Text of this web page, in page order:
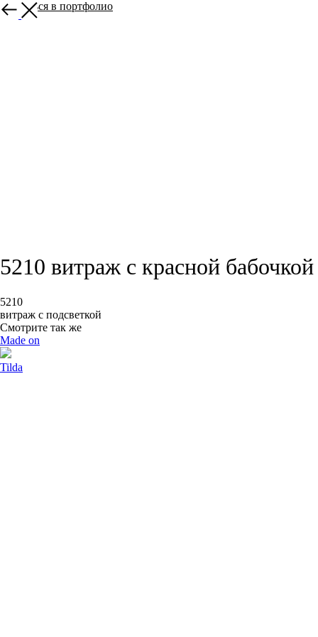
вернуться в портфолио
5210 витраж с красной бабочкой
5210
витраж с подсветкой
Смотрите так же
Made on
Tilda